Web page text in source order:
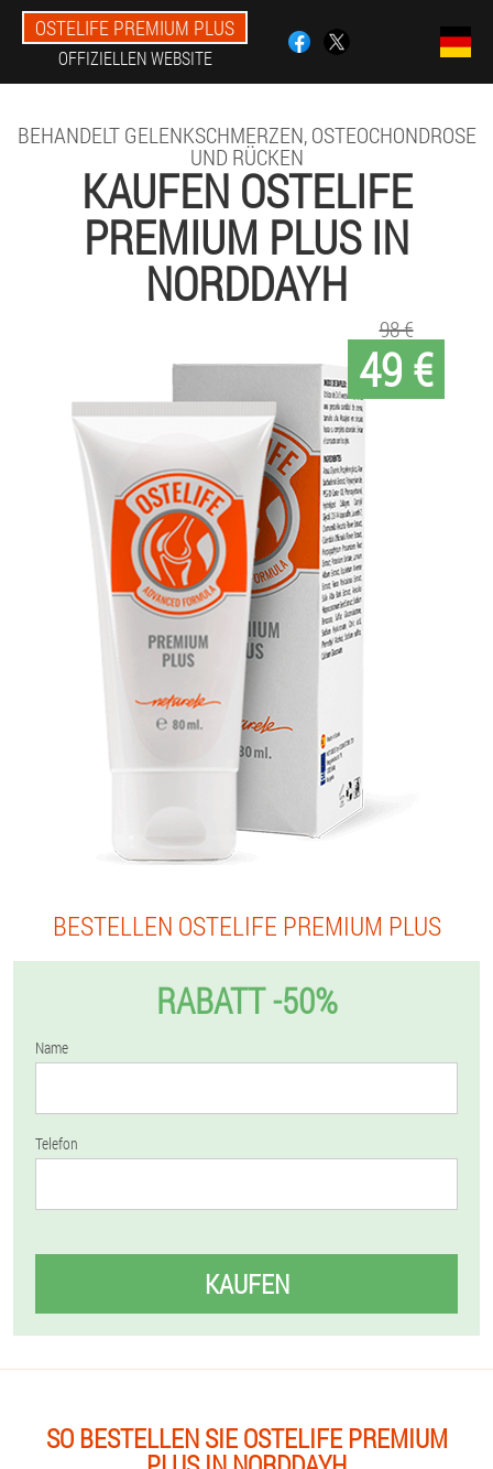
OSTELIFE PREMIUM PLUS
OFFIZIELLEN WEBSITE
BEHANDELT GELENKSCHMERZEN, OSTEOCHONDROSE
UND RÜCKEN
KAUFEN OSTELIFE
PREMIUM PLUS IN
NORDDAYH
49 €
98 €
BESTELLEN OSTELIFE PREMIUM PLUS
RABATT -50%
Name
Telefon
KAUFEN
SO BESTELLEN SIE OSTELIFE PREMIUM